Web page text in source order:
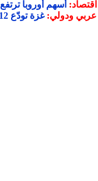
اقتصاد: أسهم أوروبا ترتفع
عربي ودولي:غزة تودّع 112 شهيداً